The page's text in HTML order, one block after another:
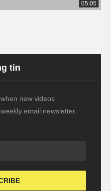
05:05
tin
new videos
email newsletter.